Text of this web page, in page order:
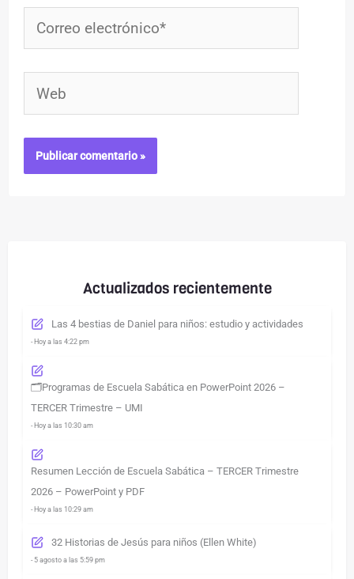
Actualizados recientemente
Las 4 bestias de Daniel para niños: estudio y actividades
- Hoy a las 4:22 pm
🗂️Programas de Escuela Sabática en PowerPoint 2026 –
TERCER Trimestre – UMI
- Hoy a las 10:30 am
Resumen Lección de Escuela Sabática – TERCER Trimestre
2026 – PowerPoint y PDF
- Hoy a las 10:29 am
32 Historias de Jesús para niños (Ellen White)
- 5 agosto a las 5:59 pm
Correo
electrónico*
Web